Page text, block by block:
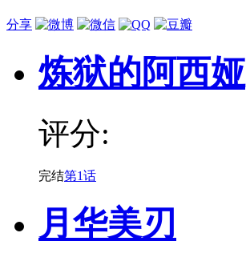
分享
炼狱的阿西娅
评分:
完结第1话
月华美刃